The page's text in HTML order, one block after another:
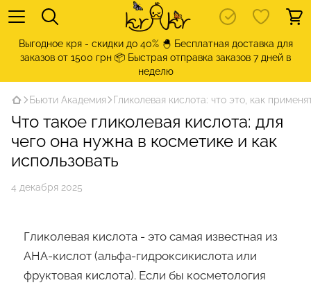
Выгодное кря - скидки до 40% 🐣 Бесплатная доставка для
заказов от 1500 грн 📦 Быстрая отправка заказов 7 дней в
неделю
Бьюти Академия Гликолевая кислота: что это, как
Что такое гликолевая кислота: для
чего она нужна в косметике и как
использовать
4 декабря 2025
Гликолевая кислота - это самая известная из
AHA-кислот (альфа-гидроксикислота или
фруктовая кислота). Если бы косметология